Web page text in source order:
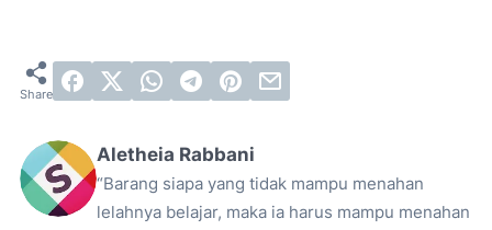
Aletheia Rabbani
“Barang siapa yang tidak mampu menahan
lelahnya belajar, maka ia harus mampu menahan